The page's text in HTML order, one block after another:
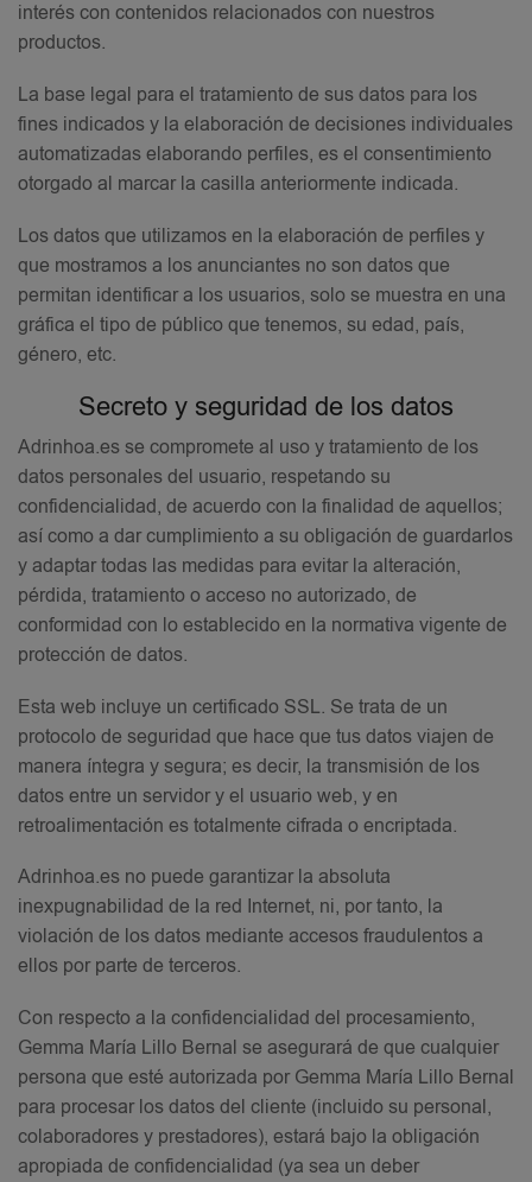
interés con contenidos relacionados con nuestros
productos.
La base legal para el tratamiento de sus datos para los
fines indicados y la elaboración de decisiones individuales
automatizadas elaborando perfiles, es el consentimiento
otorgado al marcar la casilla anteriormente indicada.
Los datos que utilizamos en la elaboración de perfiles y
que mostramos a los anunciantes no son datos que
permitan identificar a los usuarios, solo se muestra en una
gráfica el tipo de público que tenemos, su edad, país,
género, etc.
Secreto y seguridad de los datos
Adrinhoa.es se compromete al uso y tratamiento de los
datos personales del usuario, respetando su
confidencialidad, de acuerdo con la finalidad de aquellos;
así como a dar cumplimiento a su obligación de guardarlos
y adaptar todas las medidas para evitar la alteración,
pérdida, tratamiento o acceso no autorizado, de
conformidad con lo establecido en la normativa vigente de
protección de datos.
Esta web incluye un certificado SSL. Se trata de un
protocolo de seguridad que hace que tus datos viajen de
manera íntegra y segura; es decir, la transmisión de los
datos entre un servidor y el usuario web, y en
retroalimentación es totalmente cifrada o encriptada.
Adrinhoa.es no puede garantizar la absoluta
inexpugnabilidad de la red Internet, ni, por tanto, la
violación de los datos mediante accesos fraudulentos a
ellos por parte de terceros.
Con respecto a la confidencialidad del procesamiento,
Gemma María Lillo Bernal se asegurará de que cualquier
persona que esté autorizada por Gemma María Lillo Bernal
para procesar los datos del cliente (incluido su personal,
colaboradores y prestadores), estará bajo la obligación
apropiada de confidencialidad (ya sea un deber